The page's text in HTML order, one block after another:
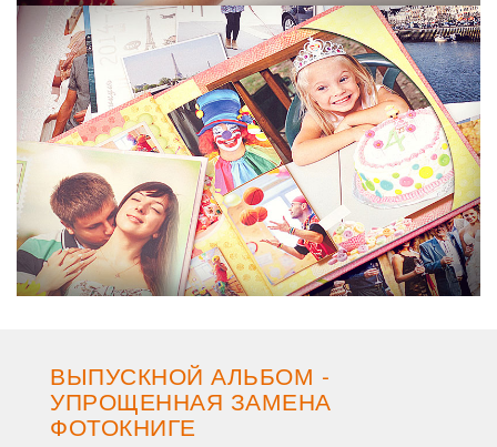
ВЫПУСКНОЙ АЛЬБОМ -
УПРОЩЕННАЯ ЗАМЕНА
ФОТОКНИГЕ